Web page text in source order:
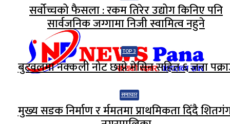
सर्वोच्चको फैसला : रकम तिरेर उद्योग किनिए पनि
सार्वजनिक जग्गामा निजी स्वामित्व नहुने
TOP 3
बुटवलमा नक्कली नोट छाप्ने मेसिन सहित ६ जना
समाचार
मुख्य सडक निर्माण र र्ममतमा प्राथमिकता दिँदै